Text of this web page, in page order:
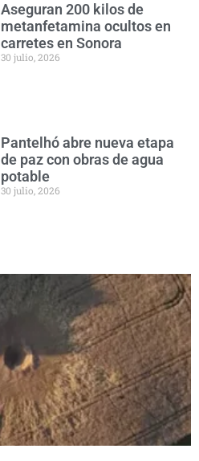
Aseguran 200 kilos de
metanfetamina ocultos en
carretes en Sonora
30 julio, 2026
Pantelhó abre nueva etapa
de paz con obras de agua
potable
30 julio, 2026